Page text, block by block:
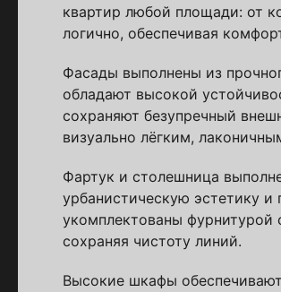
квартир любой площади: от
логично, обеспечивая
Фасады выполнены из
обладают высокой
сохраняют безупречный
визуально лёгким,
Фартук и столешница
урбанистическую эстетику
укомплектованы фурнитурой
сохраняя чистоту линий.
Высокие шкафы